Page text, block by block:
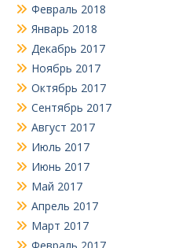
Февраль 2018
Январь 2018
Декабрь 2017
Ноябрь 2017
Октябрь 2017
Сентябрь 2017
Август 2017
Июль 2017
Июнь 2017
Май 2017
Апрель 2017
Март 2017
Февраль 2017